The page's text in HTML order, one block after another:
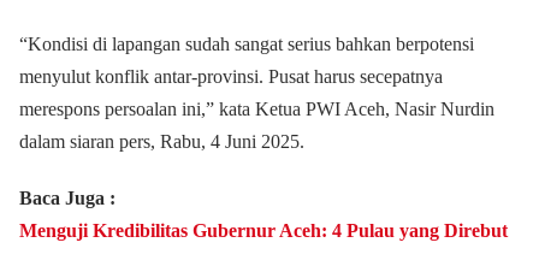
“Kondisi di lapangan sudah sangat serius bahkan berpotensi
menyulut konflik antar-provinsi. Pusat harus secepatnya
merespons persoalan ini,” kata Ketua PWI Aceh, Nasir Nurdin
dalam siaran pers, Rabu, 4 Juni 2025.
Baca Juga :
Menguji Kredibilitas Gubernur Aceh: 4 Pulau yang Direbut